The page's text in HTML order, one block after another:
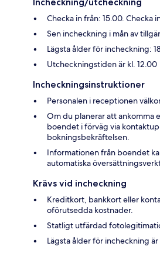
Checka in från: 15.00. Checka
Sen incheckning i mån av
Lägsta ålder för incheckning:
Utcheckningstiden är kl. 12.00
Incheckningsinstruktioner
Personalen i receptionen
Om du planerar att ankomma
boendet i förväg via
bokningsbekräftelsen.
Informationen från boendet
automatiska
Krävs vid incheckning
Kreditkort, bankkort eller
oförutsedda kostnader.
Statligt utfärdad
Lägsta ålder för incheckning är